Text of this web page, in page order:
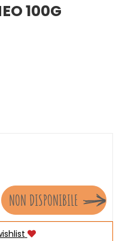
100G
NON DISPONIBILE